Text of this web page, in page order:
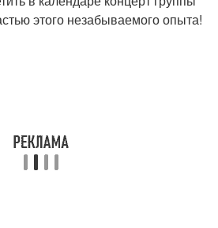
этого незабываемого опыта!